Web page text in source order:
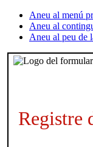
Aneu al menú
Aneu al
Aneu al peu de
Registre